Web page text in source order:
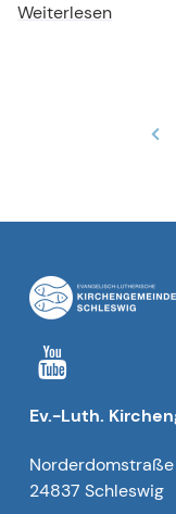
Weiterlesen
Ev.-Luth.
24837 Schleswig